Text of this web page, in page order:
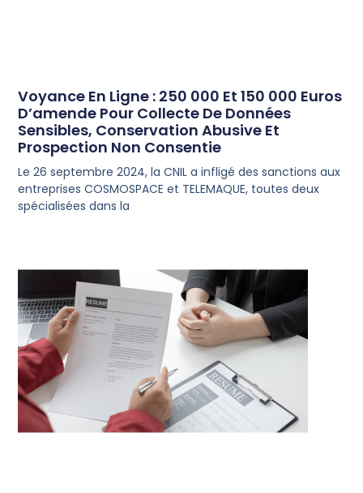
Voyance En Ligne : 250 000 Et 150 000 Euros
D’amende Pour Collecte De Données
Sensibles, Conservation Abusive Et
Prospection Non Consentie
Le 26 septembre 2024, la CNIL a infligé des sanctions aux
entreprises COSMOSPACE et TELEMAQUE, toutes deux
spécialisées dans la